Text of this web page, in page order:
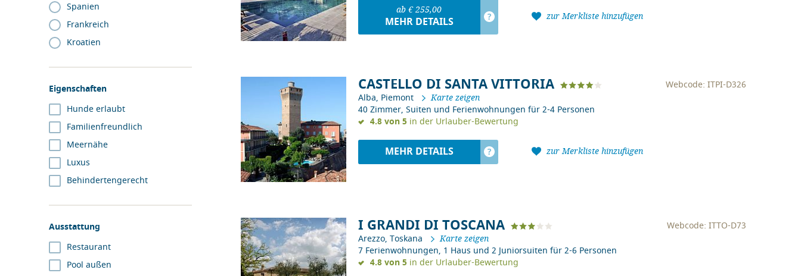
ab € 255,00
MEHR DETAILS zur Merkliste hinzufügen
CASTELLO DI SANTA VITTORIA
Alba, Piemont Karte zeigen
40 Zimmer, Suiten und Ferienwohnungen für 2-4 Personen
4.8 von 5 in der Urlauber-Bewertung
Webcode: ITPI-D326
MEHR DETAILS zur Merkliste hinzufügen
I GRANDI DI TOSCANA
Arezzo, Toskana Karte zeigen
7 Ferienwohnungen, 1 Haus und 2 Juniorsuiten für 2-6 Personen
4.8 von 5 in der Urlauber-Bewertung
Webcode: ITTO-D73
Spanien
Frankreich
Kroatien
Eigenschaften
Hunde erlaubt
Familienfreundlich
Meernähe
Luxus
Behindertengerecht
Ausstattung
Restaurant
Pool außen